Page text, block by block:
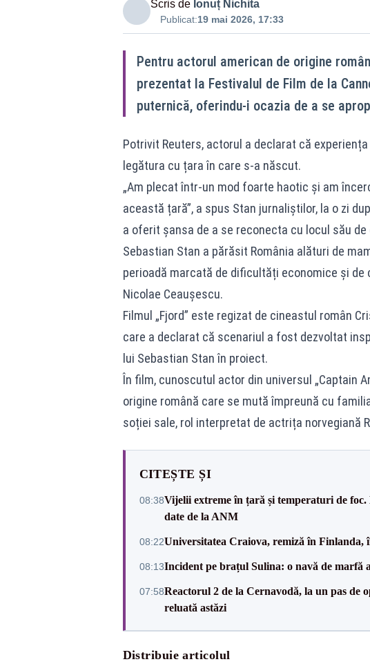
Scris de Ionuț Nichita
Publicat:19 mai 2026, 17:33
Pentru actorul american de origine
prezentat la Festivalul de Film de la
puternică, oferindu-i ocazia de a se
Potrivit Reuters, actorul a declarat că
legătura cu țara în care s-a născut.
„Am plecat într-un mod foarte haotic și am
această țară”, a spus Stan jurnaliștilor, la o zi
a oferit șansa de a se reconecta cu locul său de
Sebastian Stan a părăsit România alături de
perioadă marcată de dificultăți economice și
Nicolae Ceaușescu.
Filmul „Fjord” este regizat de cineastul român
care a declarat că scenariul a fost dezvoltat
lui Sebastian Stan în proiect.
În film, cunoscutul actor din universul „Captain
origine română care se mută împreună cu
soției sale, rol interpretat de actrița norvegiană
CITEȘTE ȘI
08:38Vijelii extreme în țară și temperaturi de
date de la ANM
08:22Universitatea Craiova, remiză în
08:13Incident pe brațul Sulina: o navă de marfă
07:58Reactorul 2 de la Cernavodă, la un pas
reluată astăzi
Distribuie articolul